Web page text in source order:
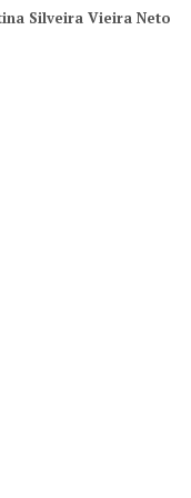
Silveira Vieira Neto